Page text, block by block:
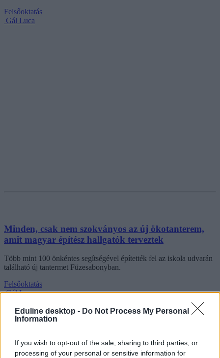
Eduline desktop - Do Not Process My Personal
Information
If you wish to opt-out of the sale, sharing to third parties, or
processing of your personal or sensitive information for
Felsőoktatás
Gál Luca
Minden, csak nem szokványos az új ökotanterem,
amit magyar építész hallgatók terveztek
Több mint 100 önkéntes segítségével építették fel az iskola udvarán
található új tantermet Füzesabonyban.
Felsőoktatás
Gál Luca